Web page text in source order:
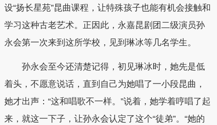
设“扬长星苑”昆曲课程，让特殊孩子也能有机会接触和
学习这种古老艺术。正因此，永嘉昆剧团二级演员孙
永会第一次来到这所学校，见到琳冰等几名学生。
孙永会至今还清楚记得，初见琳冰时，她先是低
着头，不愿意说话，直到自己为她唱了一小段昆曲，
她才出声：“这和唱歌不一样。”说着，她学着哼唱了起
来，就这一下子，让孙永会认定了这个“徒弟”。“她的